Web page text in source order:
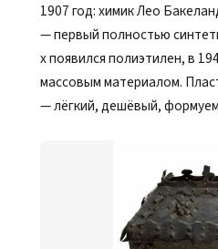
1907 год: химик Лео
— первый полностью
х появился полиэтилен, в
массовым материалом.
— лёгкий, дешёвый,